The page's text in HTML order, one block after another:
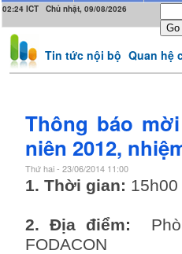
02:24 ICT Chủ nhật, 09/08/2026
Tin tức nội bộ Quan hệ
Thông báo
niên 2012,
Thứ hai - 23/06/2014 11:00
1. Thời gian:
2. Địa điểm:
FODACON